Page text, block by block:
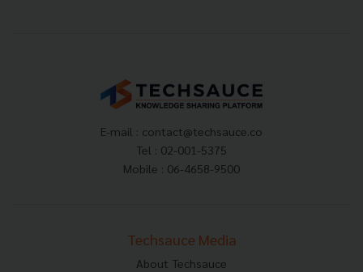
E-mail : contact@techsauce.co
Tel : 02-001-5375
Mobile : 06-4658-9500
Techsauce Media
About Techsauce